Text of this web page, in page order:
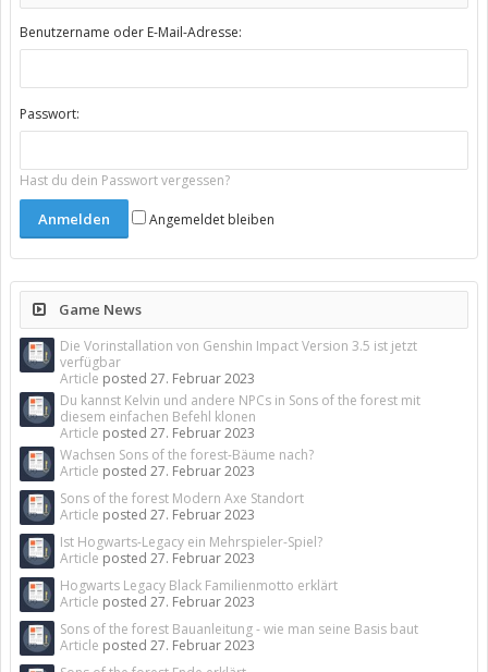
Benutzername oder E-Mail-Adresse:
Passwort:
Hast du dein Passwort vergessen?
Angemeldet bleiben
Game News
Die Vorinstallation von Genshin Impact Version 3.5 ist jetzt
verfügbar
Article posted 27. Februar 2023
Du kannst Kelvin und andere NPCs in Sons of the forest mit
diesem einfachen Befehl klonen
Article posted 27. Februar 2023
Wachsen Sons of the forest-Bäume nach?
Article posted 27. Februar 2023
Sons of the forest Modern Axe Standort
Article posted 27. Februar 2023
Ist Hogwarts-Legacy ein Mehrspieler-Spiel?
Article posted 27. Februar 2023
Hogwarts Legacy Black Familienmotto erklärt
Article posted 27. Februar 2023
Sons of the forest Bauanleitung - wie man seine Basis baut
Article posted 27. Februar 2023